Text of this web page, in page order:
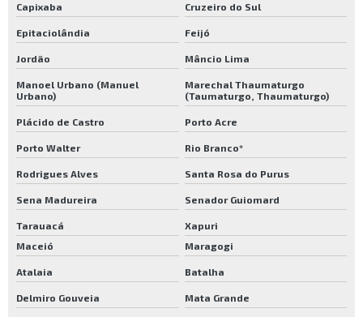
Capixaba Cruzeiro do Sul
Epitaciolândia Feijó
Jordão Mâncio Lima
Manoel Urbano (Manuel
Urbano)
Marechal Thaumaturgo
(Taumaturgo, Thaumaturgo)
Plácido de Castro Porto Acre
Porto Walter Rio Branco*
Rodrigues Alves Santa Rosa do Purus
Sena Madureira Senador Guiomard
Tarauacá
Xapuri
Maceió
Maragogi
Atalaia Batalha
Delmiro Gouveia Mata Grande